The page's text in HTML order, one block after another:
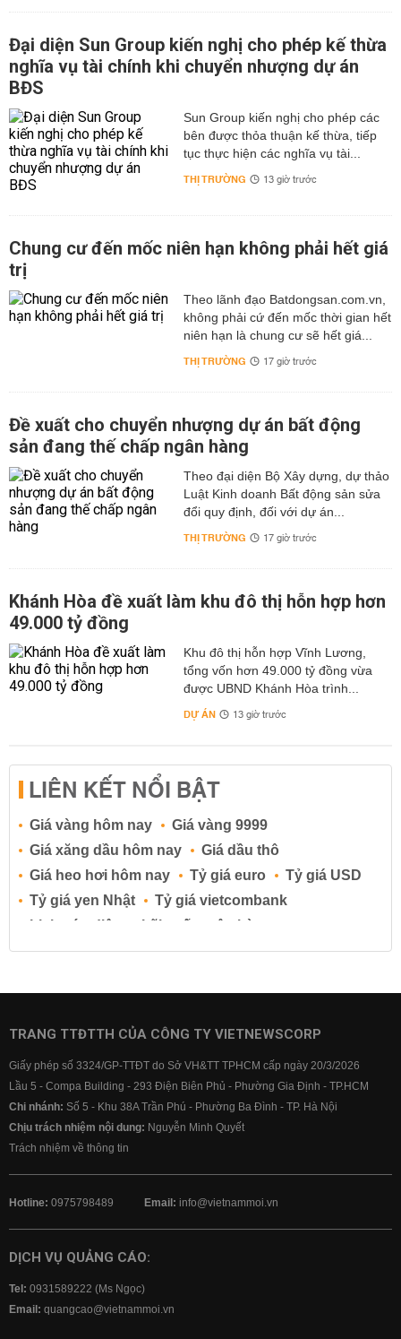
Đại diện Sun Group kiến nghị cho phép kế thừa
nghĩa vụ tài chính khi chuyển nhượng dự án
BĐS
Sun Group kiến nghị cho phép các
bên được thỏa thuận kế thừa, tiếp
tục thực hiện các nghĩa vụ tài...
THỊ TRƯỜNG 13 giờ trước
Chung cư đến mốc niên hạn không phải hết giá
trị
Theo lãnh đạo Batdongsan.com.vn,
không phải cứ đến mốc thời gian hết
niên hạn là chung cư sẽ hết giá...
THỊ TRƯỜNG 17 giờ trước
Đề xuất cho chuyển nhượng dự án bất động
sản đang thế chấp ngân hàng
Theo đại diện Bộ Xây dựng, dự thảo
Luật Kinh doanh Bất động sản sửa
đổi quy định, đối với dự án...
THỊ TRƯỜNG 17 giờ trước
Khánh Hòa đề xuất làm khu đô thị hỗn hợp hơn
49.000 tỷ đồng
Khu đô thị hỗn hợp Vĩnh Lương,
tổng vốn hơn 49.000 tỷ đồng vừa
được UBND Khánh Hòa trình...
DỰ ÁN 13 giờ trước
LIÊN KẾT NỔI BẬT
Giá vàng hôm nay
Giá vàng 9999
Giá xăng dầu hôm nay
Giá dầu thô
Giá heo hơi hôm nay
Tỷ giá euro
Tỷ giá USD
Tỷ giá yen Nhật
Tỷ giá vietcombank
Lịch cúp điện
Lãi suất ngân hàng
Lãi suất tiết kiệm
Lãi suất tiền gửi
Lãi suất ngân hàng BIDV
Lãi suất ngân hàng Vietcombank
TRANG TTĐTTH CỦA CÔNG TY VIETNEWSCORP
Giấy phép số 3324/GP-TTĐT do Sở VH&TT TPHCM cấp ngày 20/3/2026
Lầu 5 - Compa Building - 293 Điện Biên Phủ - Phường Gia Định - TP.HCM
Chi nhánh: Số 5 - Khu 38A Trần Phú - Phường Ba Đình - TP. Hà Nội
Chịu trách nhiệm nội dung: Nguyễn Minh Quyết
Trách nhiệm về thông tin
Hotline: 0975798489 Email: info@vietnammoi.vn
DỊCH VỤ QUẢNG CÁO:
Tel: 0931589222 (Ms Ngọc)
Email: quangcao@vietnammoi.vn